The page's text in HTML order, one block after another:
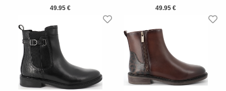
49.95 € 49.95 €